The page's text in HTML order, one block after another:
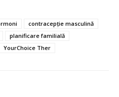
contracepție masculină
planificare familială
YourChoice Ther